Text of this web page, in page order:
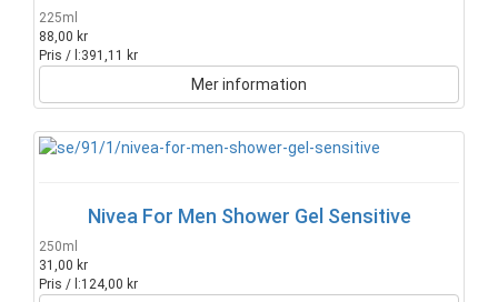
225ml
88,00 kr
Pris / l:391,11 kr
Mer information
Nivea For Men Shower Gel Sensitive
250ml
31,00 kr
Pris / l:124,00 kr